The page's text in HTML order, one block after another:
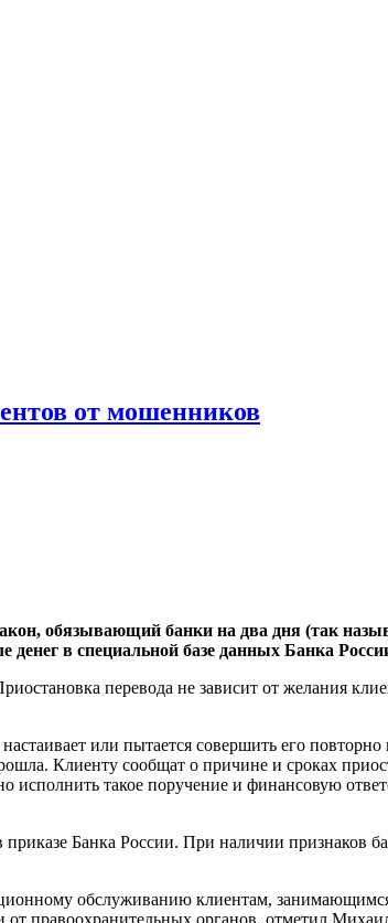
от мошенников
обязывающий банки на два дня (так
в специальной базе данных Банка
перевода не зависит от желания
или пытается совершить его
Клиенту сообщат о причине и сроках
исполнить такое поручение и финансовую
Банка России. При наличии признаков
обслуживанию клиентам,
правоохранительных органов, отметил